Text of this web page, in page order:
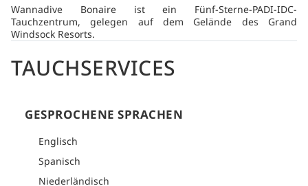
Wannadive Bonaire ist ein Fünf-Sterne-PADI-IDC-
Tauchzentrum, gelegen auf dem Gelände des Grand
Windsock Resorts.
TAUCHSERVICES
GESPROCHENE SPRACHEN
Englisch
Spanisch
Niederländisch